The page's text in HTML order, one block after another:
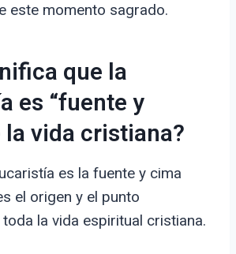
este momento sagrado.
que la
es “fuente y
la vida cristiana?
es la fuente y cima
el origen y el punto
la vida espiritual cristiana.